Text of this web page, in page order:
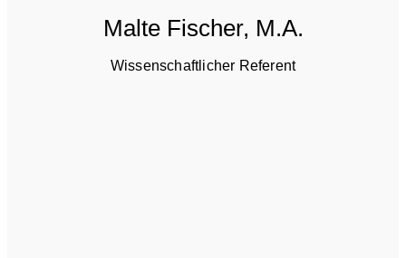
Malte Fischer, M.A.
Wissenschaftlicher Referent